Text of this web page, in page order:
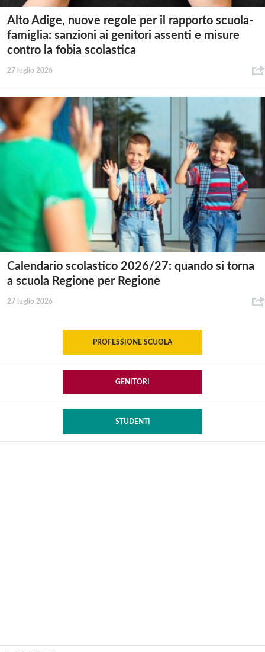
Alto Adige, nuove regole per il rapporto scuola-
famiglia: sanzioni ai genitori assenti e misure
contro la fobia scolastica
27 luglio 2026
Calendario scolastico 2026/27: quando si torna
a scuola Regione per Regione
27 luglio 2026
PROFESSIONE SCUOLA
GENITORI
STUDENTI